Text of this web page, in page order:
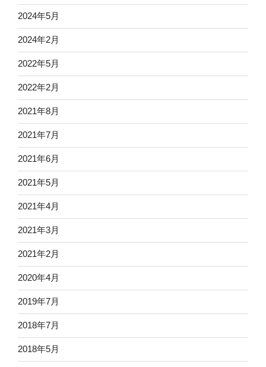
2024年5月
2024年2月
2022年5月
2022年2月
2021年8月
2021年7月
2021年6月
2021年5月
2021年4月
2021年3月
2021年2月
2020年4月
2019年7月
2018年7月
2018年5月